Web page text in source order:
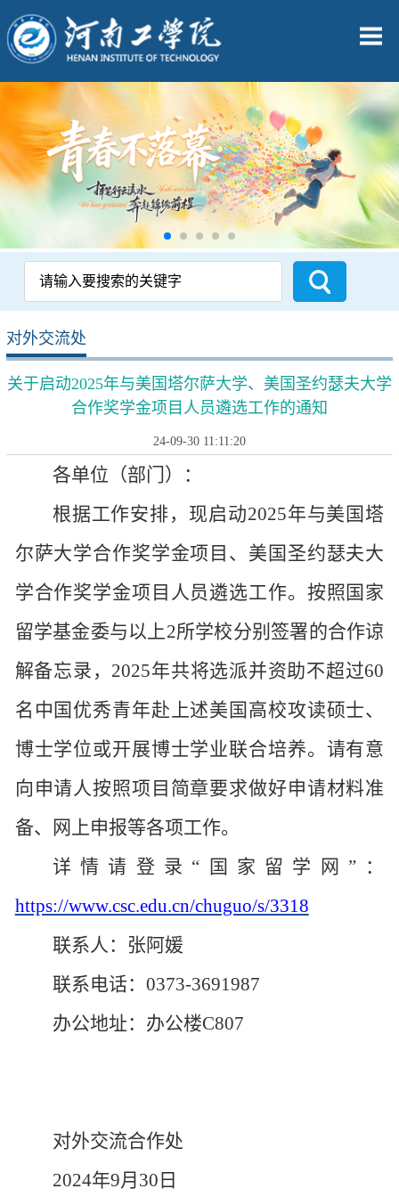
对外交流处
关于启动2025年与美国塔尔萨大学、美国圣约瑟夫大学
合作奖学金项目人员遴选工作的通知
24-09-30 11:11:20
各单位（部门）：
根据工作安排，现启动2025年与美国塔
尔萨大学合作奖学金项目、美国圣约瑟夫大
学合作奖学金项目人员遴选工作。按照国家
留学基金委与以上2所学校分别签署的合作谅
解备忘录，2025年共将选派并资助不超过60
名中国优秀青年赴上述美国高校攻读硕士、
博士学位或开展博士学业联合培养。请有意
向申请人按照项目简章要求做好申请材料准
备、网上申报等各项工作。
详情请登录 “ 国家留学 网 ”：
https://www.csc.edu.cn/chuguo/s/3318
联系人：张阿媛
联系电话： 0373-3691987
办公地址：办公楼C807
对外交流合作处
2024年9月30日